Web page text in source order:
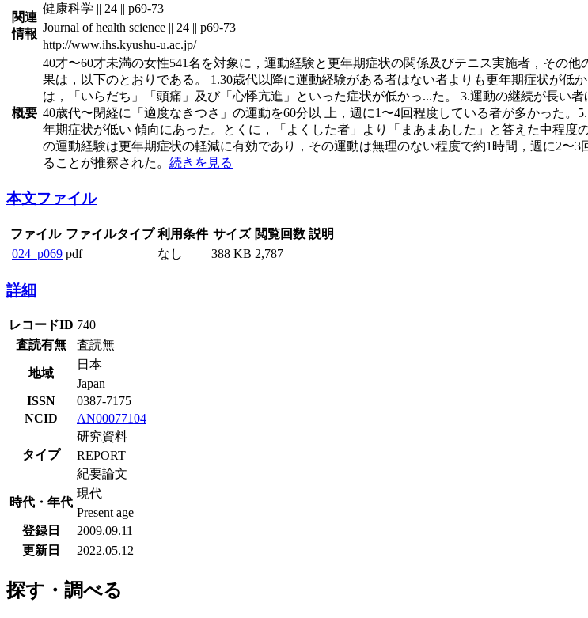
関連
情報
健康科学 || 24 || p69-73
Journal of health science || 24 || p69-73
http://www.ihs.kyushu-u.ac.jp/
概要
40才〜60才未満の女性541名を対象に，運動経験と更年期症状の関係及びテニス実施者，その
果は，以下のとおりである。 1.30歳代以降に運動経験がある者はない者よりも更年期症状が
は，「いらだち」「頭痛」及び「心悸亢進」といった症状が低かっ...た。 3.運動の継続が長い
40歳代〜閉経に「適度なきつさ」の運動を60分以 上，週に1〜4回程度している者が多かった
年期症状が低い 傾向にあった。とくに，「よくした者」より「まあまあした」と答えた中程
の運動経験は更年期症状の軽減に有効であり，その運動は無理のない程度で約1時間，週に2
ることが推察された。 続きを見る
本文ファイル
ファイル ファイルタイプ 利用条件 サイズ 閲覧回数 説明
024_p069 pdf なし 388 KB 2,787
詳細
レコードID 740
査読有無
査読無
地域
日本
Japan
ISSN
0387-7175
NCID
AN00077104
タイプ
研究資料
REPORT
紀要論文
時代・年代
現代
Present age
登録日
2009.09.11
更新日
2022.05.12
探す・調べる